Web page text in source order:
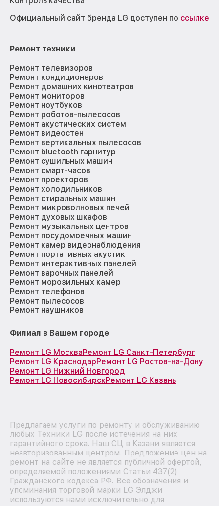
Официальный сайт бренда LG доступен по ссылке
Ремонт техники
Ремонт телевизоров
Ремонт кондиционеров
Ремонт домашних кинотеатров
Ремонт мониторов
Ремонт ноутбуков
Ремонт роботов-пылесосов
Ремонт акустических систем
Ремонт видеостен
Ремонт вертикальных пылесосов
Ремонт bluetooth гарнитур
Ремонт сушильных машин
Ремонт смарт-часов
Ремонт проекторов
Ремонт холодильников
Ремонт стиральных машин
Ремонт микроволновых печей
Ремонт духовых шкафов
Ремонт музыкальных центров
Ремонт посудомоечных машин
Ремонт камер видеонаблюдения
Ремонт портативных акустик
Ремонт интерактивных панелей
Ремонт варочных панелей
Ремонт морозильных камер
Ремонт телефонов
Ремонт пылесосов
Ремонт наушников
Филиал в Вашем городе
Ремонт LG МоскваРемонт LG Санкт-Петербург
Ремонт LG КраснодарРемонт LG Ростов-на-Дону
Ремонт LG Нижний Новгород
Ремонт LG НовосибирскРемонт LG Казань
Предлагаем услуги по ремонту и обслуживанию
любых Техники LG после истечения на них
гарантийного срока. Наш СЦ в Казани является
неавторизованным центром. Предложение цен на
ремонт на сайте не является публичной офертой,
определяемой положениями Статьи 437(2)
Гражданского кодекса РФ. Все обозначения и
упоминания торговой марки LG Элджи
используются нами исключительно для